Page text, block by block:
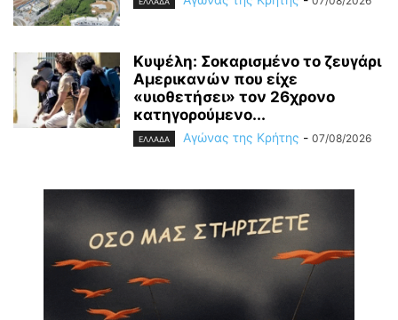
Κυψέλη: Σοκαρισμένο το ζευγάρι
Αμερικανών που είχε
«υιοθετήσει» τον 26χρονο
κατηγορούμενο...
ΕΛΛΑΔΑ Αγώνας της Κρήτης - 07/08/2026